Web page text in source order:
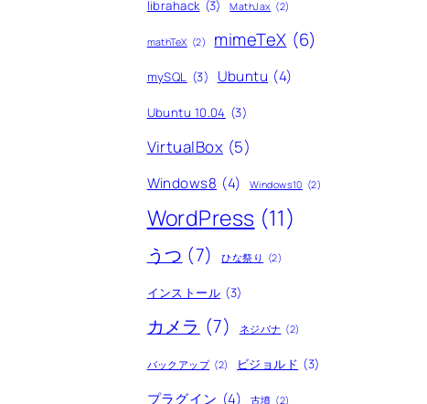
librahack (3) MathJax (2)
mathTeX (2) mimeTeX (6)
mySQL (3) Ubuntu (4)
Ubuntu 10.04 (3)
VirtualBox (5)
Windows8 (4) Windows10 (2)
WordPress (11)
うつ (7) ひな祭り (2)
インストール (3)
カメラ (7) ネジバナ (2)
バックアップ (2) ビジョルド (3)
プラグイン (4) 古墳 (2)